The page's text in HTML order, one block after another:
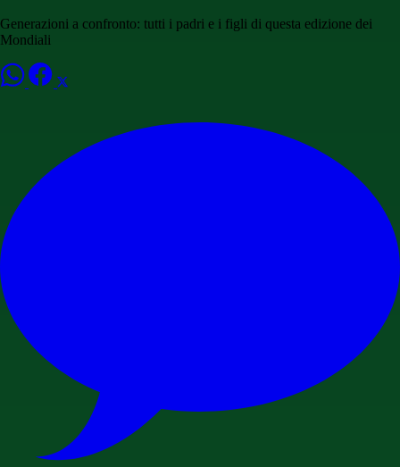
Generazioni a confronto: tutti i padri e i figli di questa edizione dei
Mondiali